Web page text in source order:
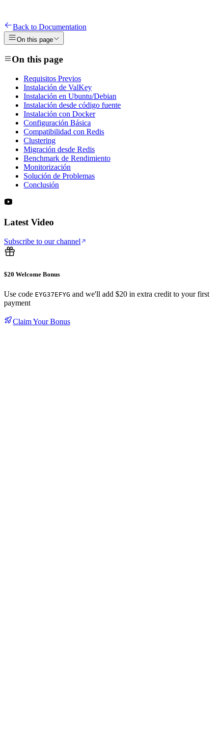
Back to Documentation
On this page
On this page
Requisitos Previos
Instalación de ValKey
Instalación en Ubuntu/Debian
Instalación desde código fuente
Instalación con Docker
Configuración Básica
Compatibilidad con Redis
Clustering
Migración desde Redis
Benchmark de Rendimiento
Monitorización
Solución de Problemas
Conclusión
Latest Video
Subscribe to our channel
$20 Welcome Bonus
Use code EYG37EFYG and we'll add $20 in extra credit to your first
payment
Claim Your Bonus